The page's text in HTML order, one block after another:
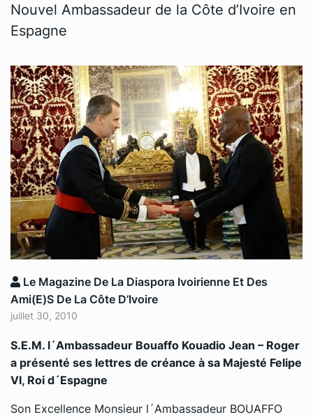
Nouvel Ambassadeur de la Côte d’Ivoire en
Espagne
Le Magazine De La Diaspora Ivoirienne Et Des
Ami(e)s De La Côte D’Ivoire
juillet 30, 2010
S.E.M. l´Ambassadeur Bouaffo Kouadio Jean – Roger
a présenté ses lettres de créance à sa Majesté Felipe
VI, Roi d´Espagne
Son Excellence Monsieur l´Ambassadeur BOUAFFO